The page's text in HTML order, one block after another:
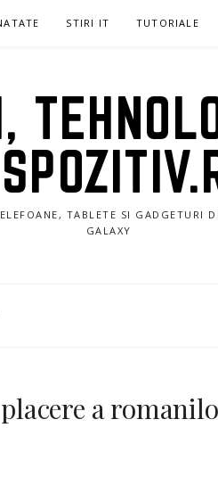
STIRI IT TUTORIALE
TABLETE SI GADGETURI
GALAXY
a